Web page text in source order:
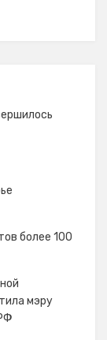
более 100
мэру